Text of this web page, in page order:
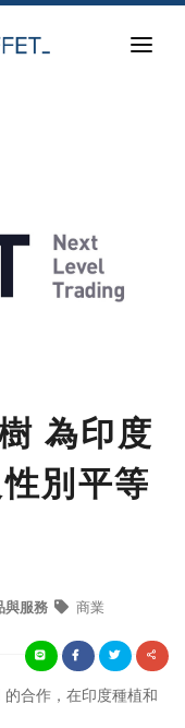
為印度
別平等
與服務 商業
合作，在印度種植和